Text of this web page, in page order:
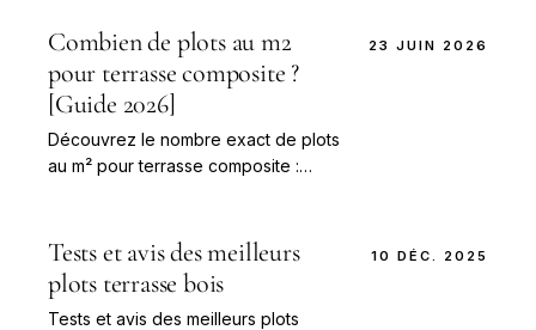
Combien de plots au m2
pour terrasse composite ?
[Guide 2026]
Découvrez le nombre exact de plots
au m² pour terrasse composite :
les méthodes et évitez les erreurs
de pose.
23 JUIN 2026
Tests et avis des meilleurs
plots terrasse bois
Tests et avis des meilleurs plots
10 DÉC. 2025